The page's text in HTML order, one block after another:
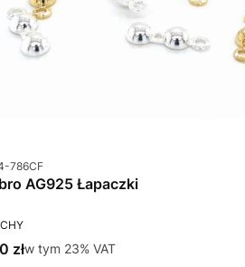
786CF
AG925 Łapaczki
brutto
złw tym %s VAT
w tym 23%VAT